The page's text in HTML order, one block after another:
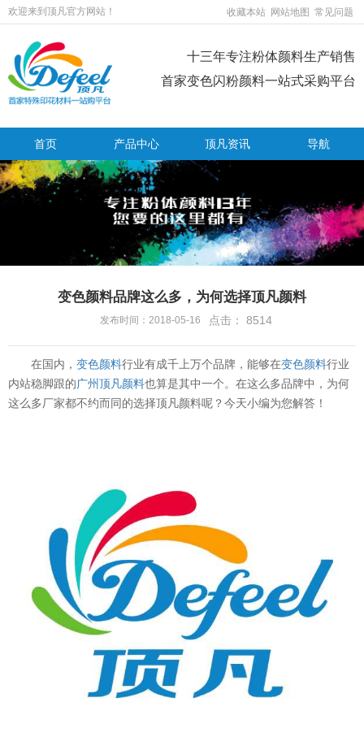
欢迎来到顶凡官方网站！ 收藏本站 网站地图 常见问题
十三年专注粉体颜料生产销售
首家变色闪粉颜料一站式采购平台
首页 产品中心 顶凡资讯 导航
变色颜料品牌这么多，为何选择顶凡颜料
发布时间：2018-05-16 点击： 8514
在国内， 变色颜料行业有成千上万个品牌，能够在变色颜料行业
内站稳脚跟的广州顶凡颜料也算是其中一个。在这么多品牌中，为何
这么多厂家都不约而同的选择顶凡颜料呢？今天小编为您解答！